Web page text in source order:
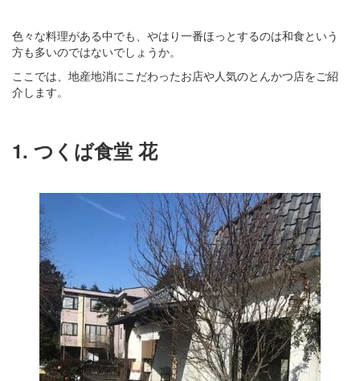
色々な料理がある中でも、やはり一番ほっとするのは和食という
方も多いのではないでしょうか。
ここでは、地産地消にこだわったお店や人気のとんかつ店をご紹
介します。
1. つくば食堂 花